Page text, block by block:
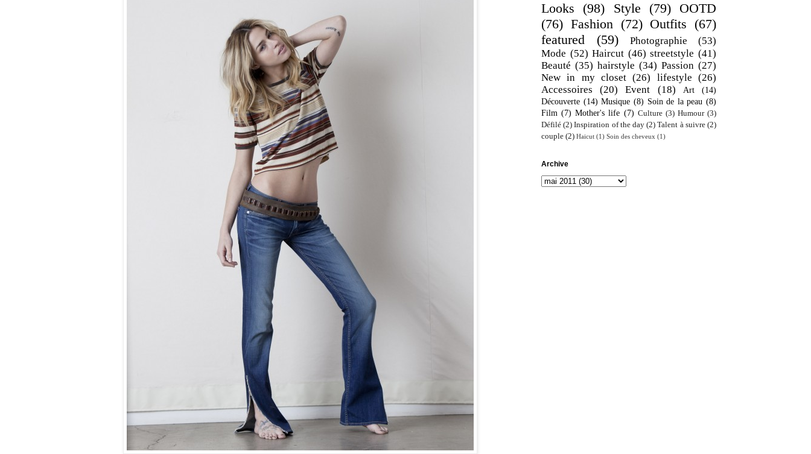
Looks (98) Style (79)
OOTD
(76) Fashion (72) Outfits (67)
featured
(59) Photographie
(53)
Mode (52) Haircut (46) streetstyle (41)
Beauté (35) hairstyle (34) Passion (27)
New in my closet (26) lifestyle (26)
Accessoires
(20) Event (18) Art
(14)
Découverte (14) Musique (8) Soin de la peau (8)
Film (7) Mother's life (7) Culture (3) Humour (3)
Défilé (2) Inspiration of the day (2) Talent à suivre (2)
couple (2) Haicut (1) Soin des cheveux (1)
Archive